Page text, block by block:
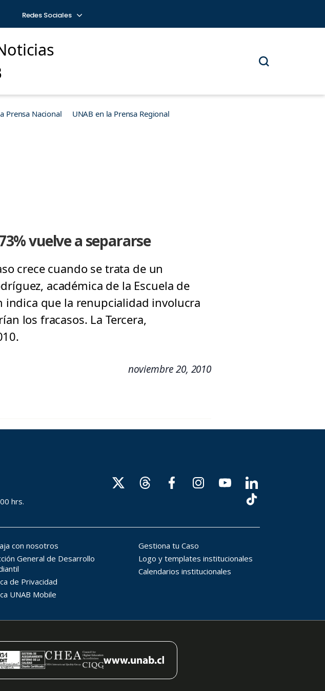
Redes Sociales
Prensa Nacional UNAB en la Prensa Regional
vuelve a separarse
crece cuando se trata de un
académica de la Escuela de
indica que la renupcialidad involucra
los fracasos. La Tercera,
noviembre 20, 2010